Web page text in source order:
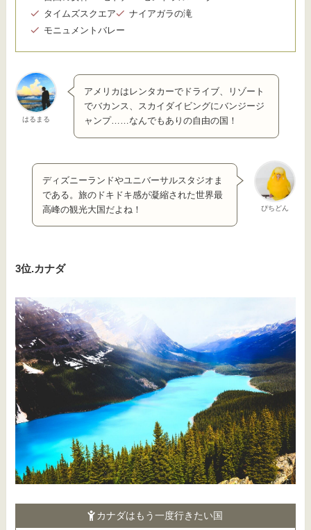
タイムズスクエア
ナイアガラの滝
モニュメントバレー
はるまる
アメリカはレンタカーでドライブ、リゾート
でバカンス、スカイダイビングにバンジージ
ャンプ……なんでもありの自由の国！
ぴちどん
ディズニーランドやユニバーサルスタジオま
である。旅のドキドキ感が凝縮された世界最
高峰の観光大国だよね！
3位.カナダ
カナダはもう一度行きたい国